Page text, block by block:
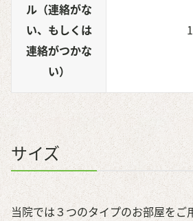
ル（連絡がな
い、もしくは
連絡がつかな
い）
サイズ
当院では３つのタイプのお部屋をご